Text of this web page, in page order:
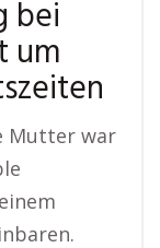
bei
um
Mutter war